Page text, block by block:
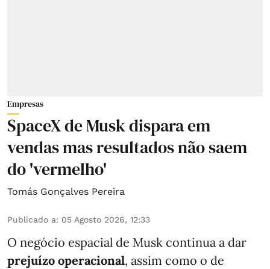
Empresas
SpaceX de Musk dispara em
vendas mas resultados não saem
do 'vermelho'
Tomás Gonçalves Pereira
Publicado a: 05 Agosto 2026, 12:33
O negócio espacial de Musk continua a dar
prejuízo operacional, assim como o de